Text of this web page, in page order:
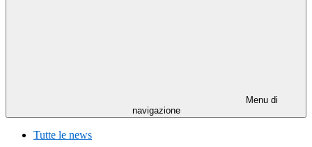
Menu di
navigazione
Tutte le news